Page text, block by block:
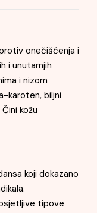
onečišćenja i
i unutarnjih
i nizom
karoten, biljni
kožu
koji dokazano
tipove